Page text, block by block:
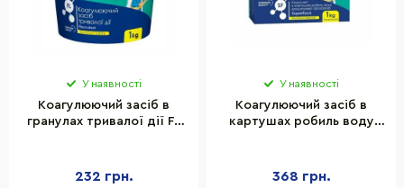
У наявності
Коагулюючий засіб в
гранулах тривалої дії FL
232 грн.
У наявності
Коагулюючий засіб в
картушах робиль воду
2499AD
368 грн.